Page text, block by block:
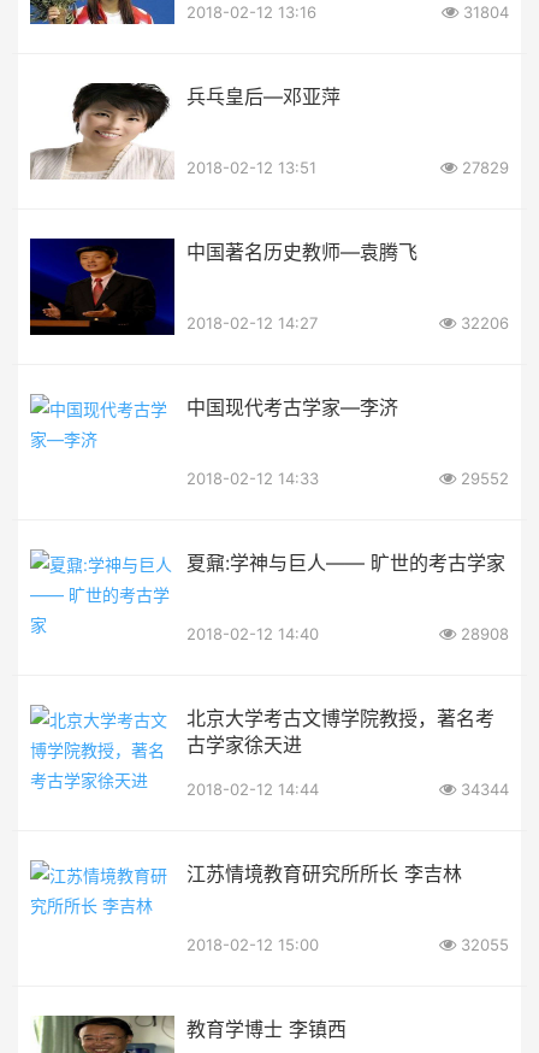
2018-02-12 13:16 31804
兵乓皇后—邓亚萍
2018-02-12 13:51 27829
中国著名历史教师—袁腾飞
2018-02-12 14:27 32206
中国现代考古学家—李济
2018-02-12 14:33 29552
夏鼐:学神与巨人—— 旷世的考古学家
2018-02-12 14:40 28908
北京大学考古文博学院教授，著名考
古学家徐天进
2018-02-12 14:44 34344
江苏情境教育研究所所长 李吉林
2018-02-12 15:00 32055
教育学博士 李镇西